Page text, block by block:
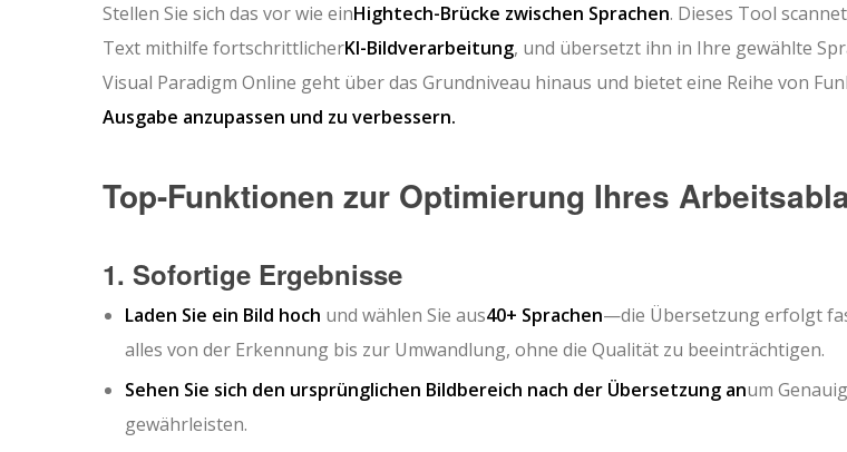
Stellen Sie sich das vor wie einHightech-Brücke zwischen Sprachen. Dieses Tool
Text mithilfe fortschrittlicherKI-Bildverarbeitung, und übersetzt ihn in Ihre gewählte
Visual Paradigm Online geht über das Grundniveau hinaus und bietet eine Reihe von
Ausgabe anzupassen und zu verbessern.
Top-Funktionen zur Optimierung Ihres
1. Sofortige Ergebnisse
Laden Sie ein Bild hoch und wählen Sie aus40+ Sprachen—die Übersetzung erfolgt
alles von der Erkennung bis zur Umwandlung, ohne die Qualität zu beeinträchtigen.
Sehen Sie sich den ursprünglichen Bildbereich nach der Übersetzung anum
gewährleisten.